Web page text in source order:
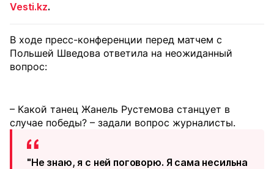
Vesti.kz.
В ходе пресс-конференции перед матчем с
Польшей Шведова ответила на неожиданный
вопрос:
– Какой танец Жанель Рустемова станцует в
случае победы? – задали вопрос журналисты.
"Не знаю, я с ней поговорю. Я сама несильна